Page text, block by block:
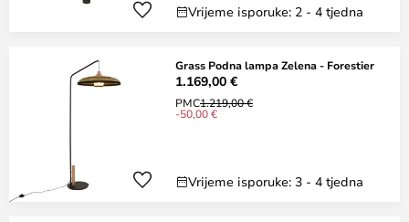
Vrijeme isporuke: 2 - 4 tjedna
Grass Podna lampa Zelena - Forestier
1.169,00 €
PMC1.219,00 €
-50,00 €
Vrijeme isporuke: 3 - 4 tjedna